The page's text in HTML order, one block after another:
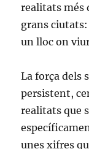
realitats més
grans ciutats:
un lloc on
La força dels
persistent,
realitats que
unes xifres